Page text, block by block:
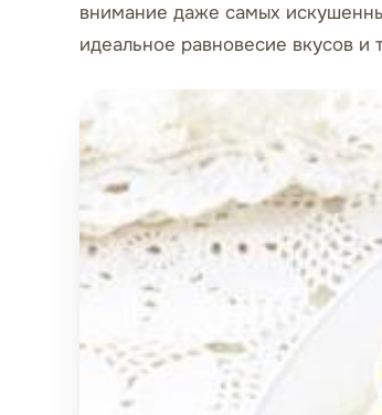
внимание даже самых
идеальное равновесие вкусов и